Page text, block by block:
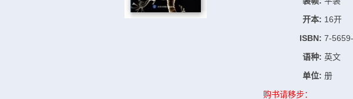
开本: 16开
ISBN: 7-
语种: 英文
单位: 册
购书请移步：